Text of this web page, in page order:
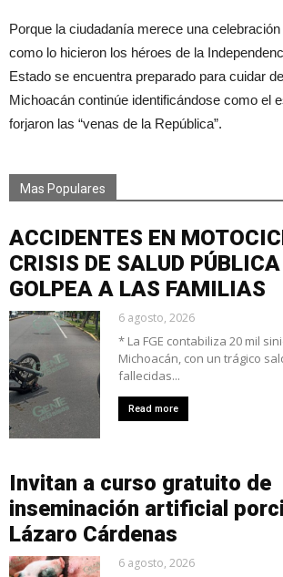
Porque la ciudadanía merece una
como lo hicieron los héroes de la
Estado se encuentra preparado para cuidar
Michoacán continúe identificándose como el
forjaron las “venas de la República”.
Mas Populares
ACCIDENTES EN
CRISIS DE SALUD PÚBLICA
GOLPEA A LAS FAMILIAS
6 agosto, 2026
* La FGE contabiliza 20 mil
Michoacán, con un trágico
fallecidas...
Read more
Invitan a curso gratuito de
inseminación artificial
Lázaro Cárdenas
6 agosto, 2026